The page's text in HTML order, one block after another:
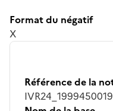
Format du négatif
X
Référence de la